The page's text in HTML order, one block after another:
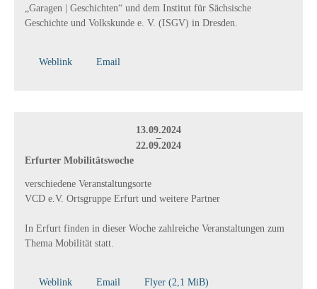
„Garagen | Geschichten“ und dem Institut für Sächsische
Geschichte und Volkskunde e. V. (ISGV) in Dresden.
Weblink Email
13.09.2024
–
22.09.2024
Erfurter Mobilitätswoche
verschiedene Veranstaltungsorte
VCD e.V. Ortsgruppe Erfurt und weitere Partner
In Erfurt finden in dieser Woche zahlreiche Veranstaltungen zum
Thema Mobilität statt.
Weblink Email Flyer (2,1 MiB)